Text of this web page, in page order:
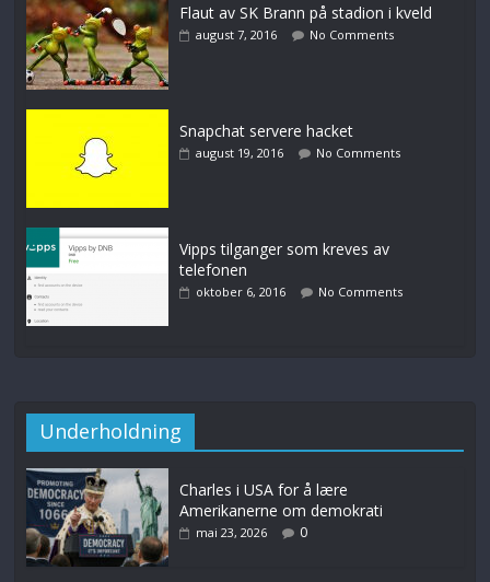
Flaut av SK Brann på stadion i kveld
august 7, 2016 No Comments
Snapchat servere hacket
august 19, 2016 No Comments
Vipps tilganger som kreves av
telefonen
oktober 6, 2016 No Comments
Underholdning
Charles i USA for å lære
Amerikanerne om demokrati
mai 23, 2026 0